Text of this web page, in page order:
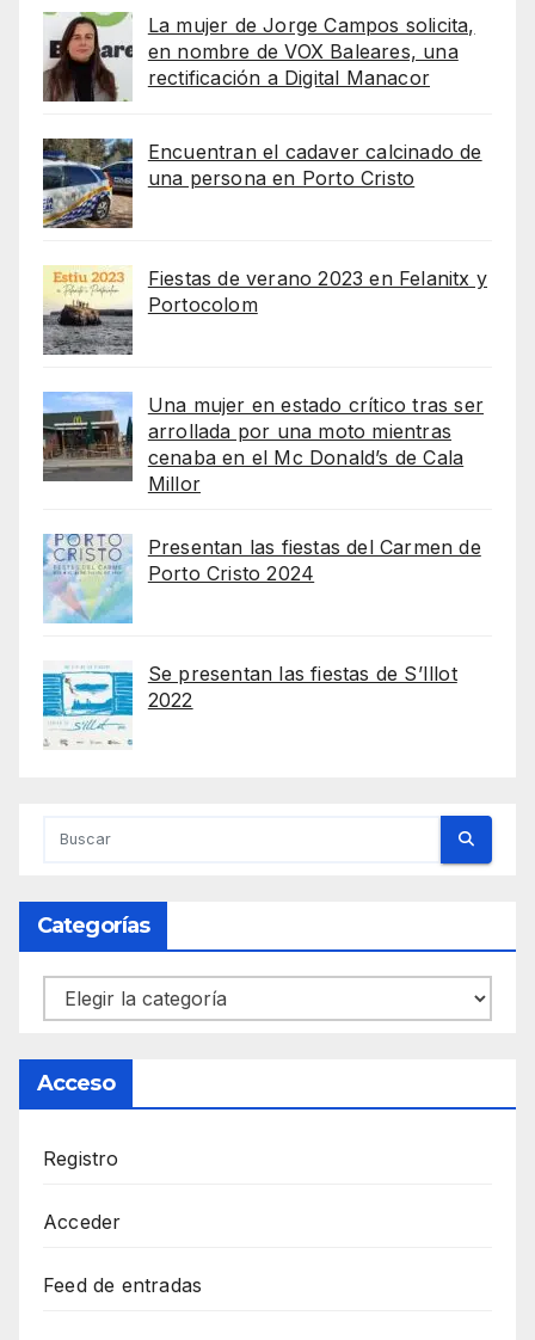
La mujer de Jorge Campos solicita,
en nombre de VOX Baleares, una
rectificación a Digital Manacor
Encuentran el cadaver calcinado de
una persona en Porto Cristo
Fiestas de verano 2023 en Felanitx y
Portocolom
Una mujer en estado crítico tras ser
arrollada por una moto mientras
cenaba en el Mc Donald’s de Cala
Millor
Presentan las fiestas del Carmen de
Porto Cristo 2024
Se presentan las fiestas de S’Illot
2022
Categorías
Categorías
Acceso
Registro
Acceder
Feed de entradas